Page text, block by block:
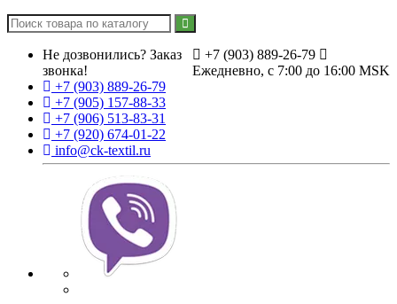
+7 (903) 889-26-79
Ежедневно, с 7:00 до 16:00 MSK
Не дозвонились? Заказ
звонка!
+7 (903) 889-26-79
+7 (905) 157-88-33
+7 (906) 513-83-31
+7 (920) 674-01-22
info@ck-textil.ru